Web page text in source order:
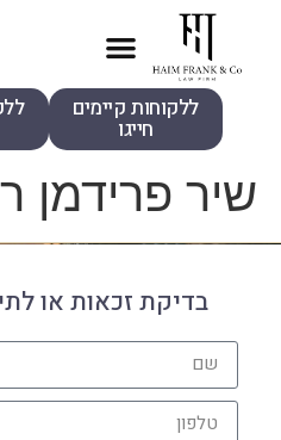
ללקוחות קיימים
חייגו
שיר פרידמן
בדיקת זכאות או